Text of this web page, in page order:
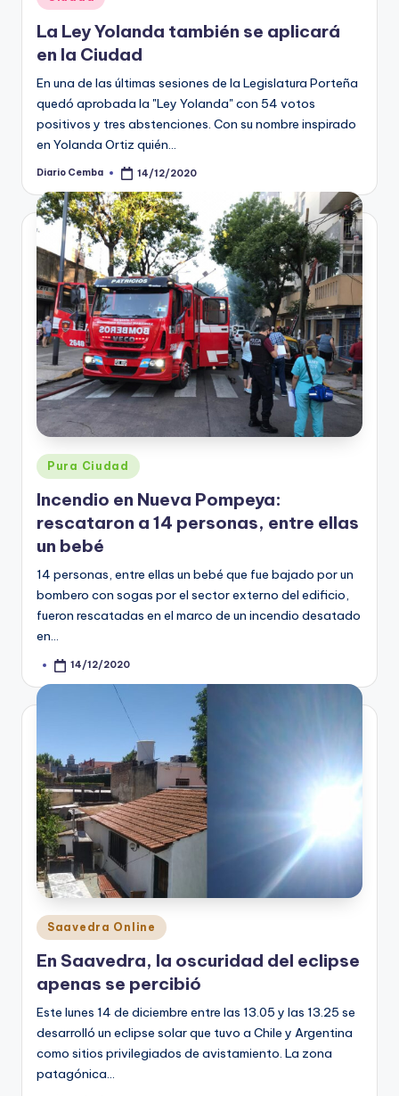
in
La Ley Yolanda también se aplicará
en la Ciudad
En una de las últimas sesiones de la Legislatura Porteña
quedó aprobada la "Ley Yolanda" con 54 votos
positivos y tres abstenciones. Con su nombre inspirado
en Yolanda Ortiz quién…
Posted
Diario Cemba 14/12/2020
Posted
in
Pura Ciudad
Incendio en Nueva Pompeya:
rescataron a 14 personas, entre ellas
un bebé
14 personas, entre ellas un bebé que fue bajado por un
bombero con sogas por el sector externo del edificio,
fueron rescatadas en el marco de un incendio desatado
en…
Posted14/12/2020
Posted
in
Saavedra Online
En Saavedra, la oscuridad del eclipse
apenas se percibió
Este lunes 14 de diciembre entre las 13.05 y las 13.25 se
desarrolló un eclipse solar que tuvo a Chile y Argentina
como sitios privilegiados de avistamiento. La zona
patagónica…